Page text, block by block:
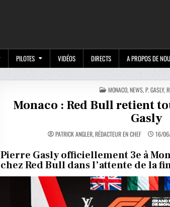
PILOTES VIDÉOS DIRECTS A PROPOS DE
POSTED
IN
MONACO,NEWS,P. GASLY,
Monaco : Red Bull retient
Gasly
PATRICK ANGLER, RÉDACTEUR EN CHEF 16/
Pierre Gasly officiellement 3e à
chez Red Bull dans l’attente de la